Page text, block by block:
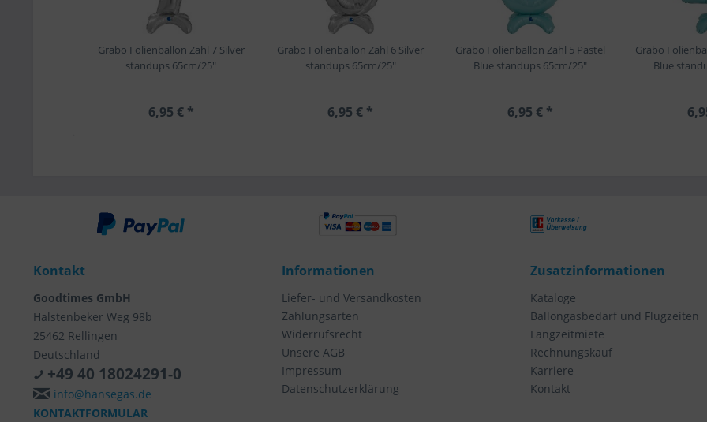
Grabo Folienballon Zahl 7 Silver
standups 65cm/25"
6,95 € *
Grabo Folienballon Zahl 6 Silver
standups 65cm/25"
6,95 € *
Grabo Folienballon Zahl 5 Pastel
Blue standups 65cm/25"
6,95 € *
Grabo
Blue
Kontakt
Goodtimes GmbH
Halstenbeker Weg 98b
25462 Rellingen
Deutschland
+49 40 18024291-0
info@hansegas.de
KONTAKTFORMULAR
Informationen
Liefer- und Versandkosten
Zahlungsarten
Widerrufsrecht
Unsere AGB
Impressum
Datenschutzerklärung
Zusatzinformationen
Kataloge
Ballongasbedarf und Flugzeiten
Langzeitmiete
Rechnungskauf
Karriere
Kontakt